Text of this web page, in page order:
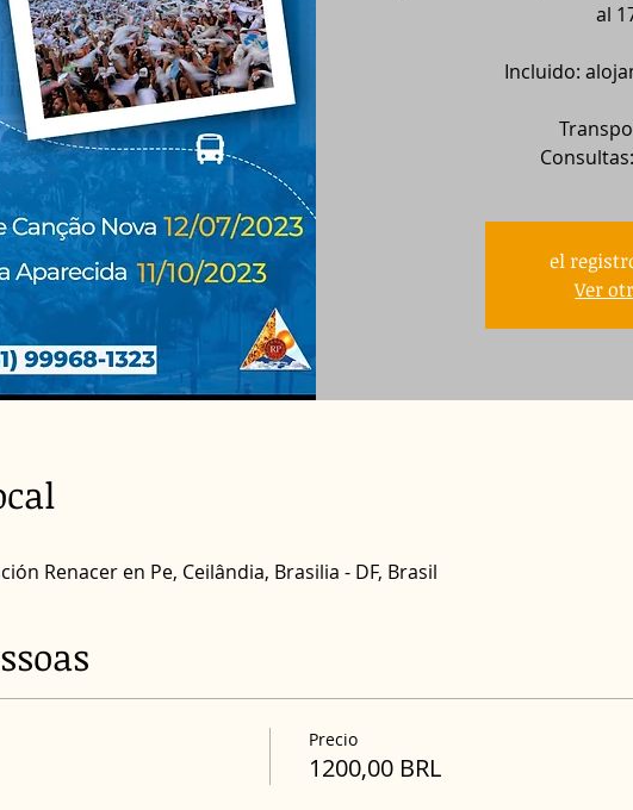
al
Incluido:
el
Ver
Renacer en Pe, Ceilândia, Brasilia - DF, Brasil
Precio
1200,00 BRL